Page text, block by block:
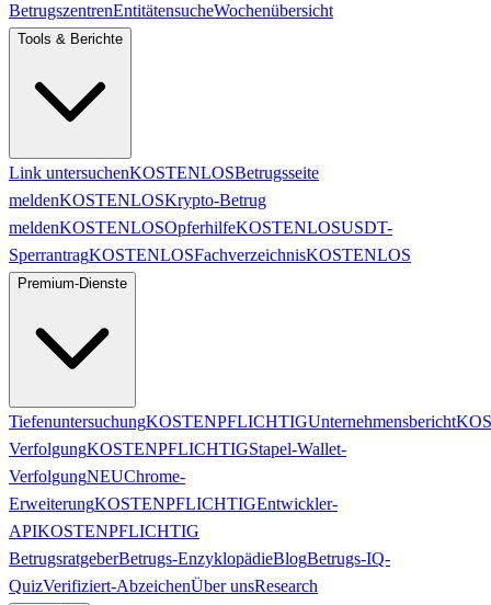
BetrugszentrenEntitätensucheWochenübersicht
Tools & Berichte
Link untersuchenKOSTENLOSBetrugsseite
meldenKOSTENLOSKrypto-Betrug
meldenKOSTENLOSOpferhilfeKOSTENLOSUSDT-
SperrantragKOSTENLOSFachverzeichnisKOSTENLOS
Premium-Dienste
TiefenuntersuchungKOSTENPFLICHTIGUnternehmensbericht
VerfolgungKOSTENPFLICHTIGStapel-Wallet-
VerfolgungNEUChrome-
ErweiterungKOSTENPFLICHTIGEntwickler-
APIKOSTENPFLICHTIG
BetrugsratgeberBetrugs-EnzyklopädieBlogBetrugs-IQ-
QuizVerifiziert-AbzeichenÜber unsResearch